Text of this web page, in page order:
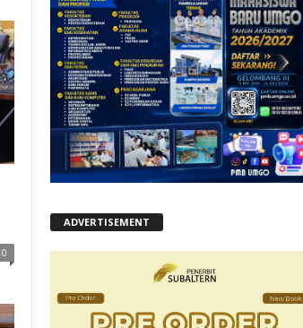
0
ADVERTISEMENT